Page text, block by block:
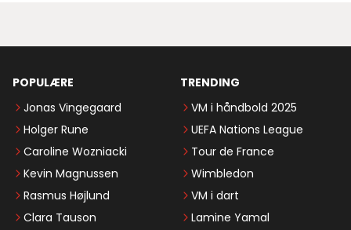
POPULÆRE
Jonas Vingegaard
Holger Rune
Caroline Wozniacki
Kevin Magnussen
Rasmus Højlund
Clara Tauson
TRENDING
VM i håndbold 2025
UEFA Nations League
Tour de France
Wimbledon
VM i dart
Lamine Yamal